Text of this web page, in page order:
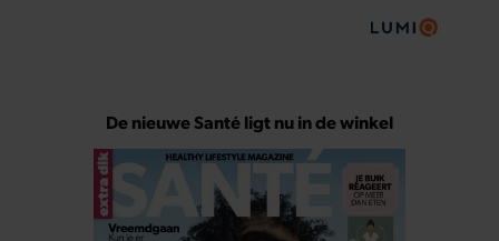
De nieuwe Santé ligt nu in de winkel